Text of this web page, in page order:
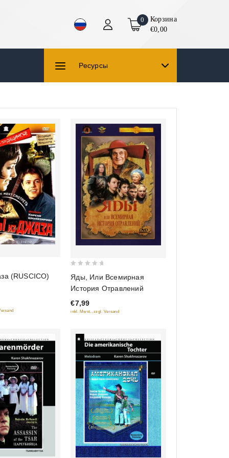
0
Корзина
€0,00
Ресурсы
(RUSCICO)
out
of
5
Яды, Или Всемирная
История Отравлений
€7,99
inkl. Mwst., zzgl. Versand